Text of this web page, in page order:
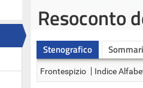
Resoconto
Stenografico
Frontespizio Indice